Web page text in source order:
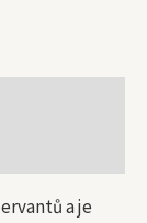
a je